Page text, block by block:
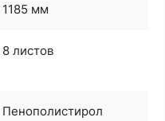
1185 мм
8 листов
Пенополистирол